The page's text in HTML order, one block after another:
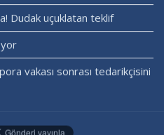
Dudak uçuklatan teklif
vakası sonrası tedarikçisini